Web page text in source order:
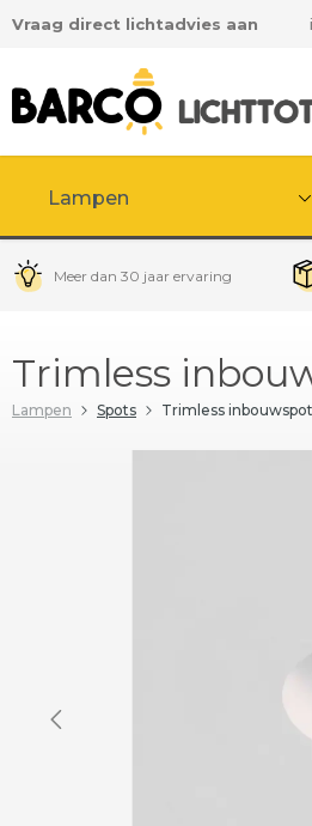
hoofdinhoud
Vraag direct lichtadvies aan
Lampen
Meer dan 30 jaar ervaring
Trimless
Lampen Spots Trimless